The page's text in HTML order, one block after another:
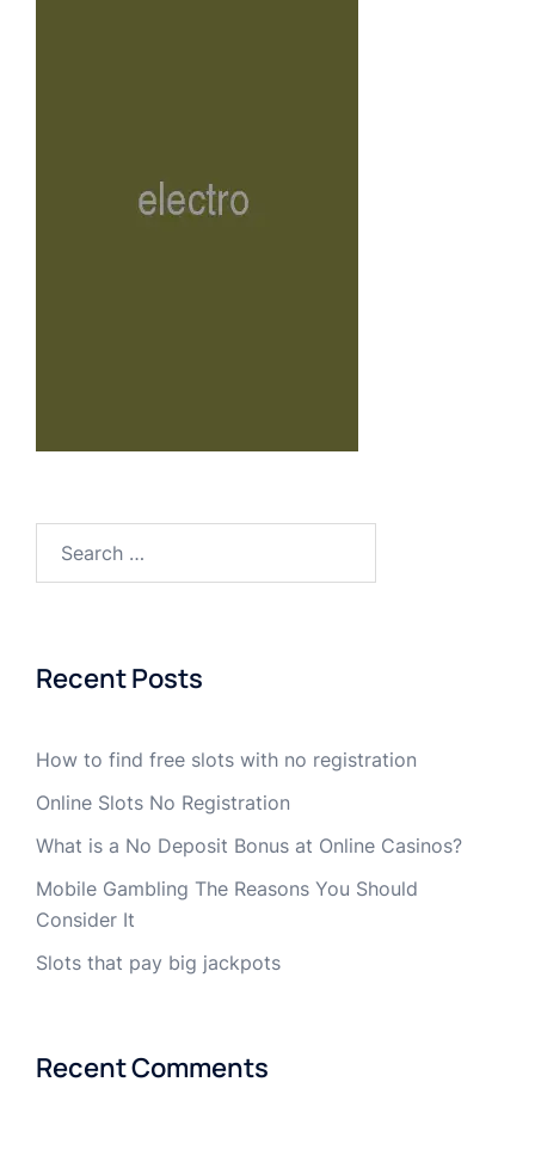
Recent Posts
How to find free slots with no registration
Online Slots No Registration
What is a No Deposit Bonus at Online Casinos?
Mobile Gambling The Reasons You Should
Consider It
Slots that pay big jackpots
Recent Comments